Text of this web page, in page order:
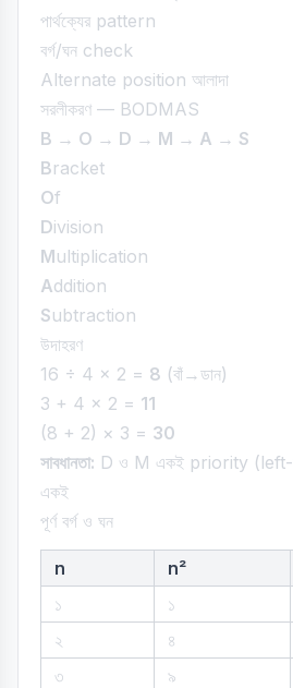
পার্থক্যের pattern
বর্গ/ঘন check
Alternate position আলাদা
সরলীকরণ — BODMAS
B → O → D → M → A → S
Bracket
Of
Division
Multiplication
Addition
Subtraction
উদাহরণ
16 ÷ 4 × 2 = 8 (বাঁ→ডান)
3 + 4 × 2 = 11
(8 + 2) × 3 = 30
সাবধানতা: D ও M একই priority
একই
পূর্ণ বর্গ ও ঘন
n n²
১
১
২
৪
৩
৯